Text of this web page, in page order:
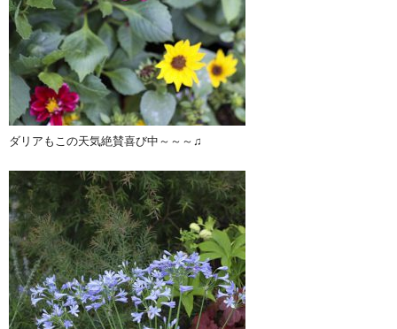
ダリアもこの天気絶賛喜び中～～～♫